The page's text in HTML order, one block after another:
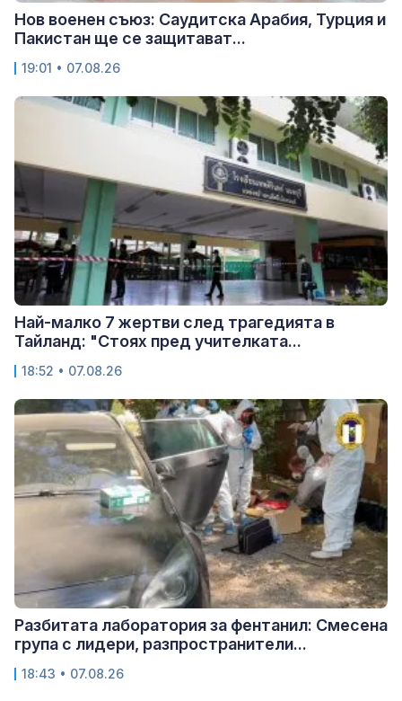
Нов военен съюз: Саудитска Арабия, Турция и
Пакистан ще се защитават...
19:01 • 07.08.26
Най-малко 7 жертви след трагедията в
Тайланд: "Стоях пред учителката...
18:52 • 07.08.26
Разбитата лаборатория за фентанил: Смесена
група с лидери, разпространители...
18:43 • 07.08.26